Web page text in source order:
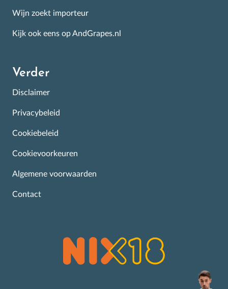
Wijn zoekt importeur
Kijk ook eens op AndGrapes.nl
Verder
Disclaimer
Privacybeleid
Cookiebeleid
Cookievoorkeuren
Algemene voorwaarden
Contact